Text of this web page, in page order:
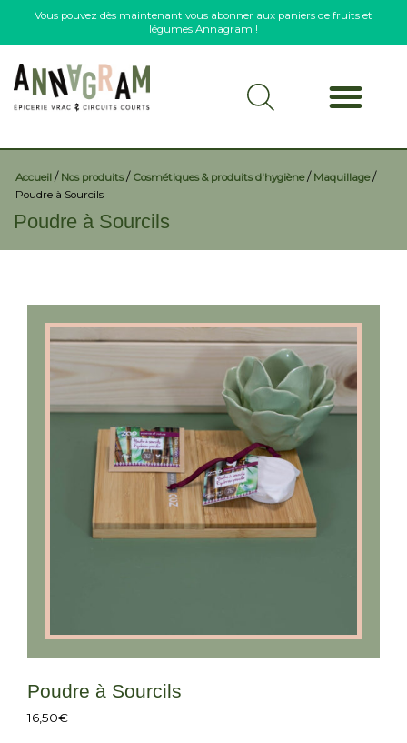
Accueil / Nos produits/ Cosmétiques & produits d'hygiène/ Maquillage/
Poudre à Sourcils
Poudre à Sourcils
Poudre à Sourcils
16,50€
Vous pouvez dès maintenant vous abonner aux paniers de fruits et
légumes Annagram !